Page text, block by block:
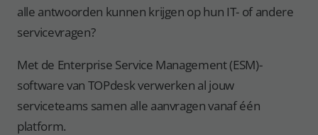
alle antwoorden kunnen krijgen op hun IT- of andere
servicevragen?
Met de Enterprise Service Management (ESM)-
software van TOPdesk verwerken al jouw
serviceteams samen alle aanvragen vanaf één
platform.